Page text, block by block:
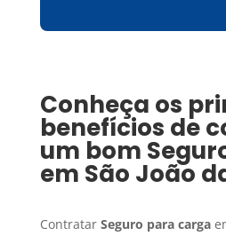
Conheça os
benefícios de
um bom
em São João
Contratar Seguro para carga